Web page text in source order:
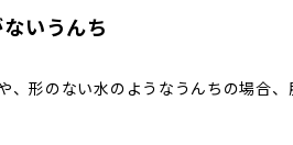
いうんち
、形のない水のようなうんちの場合